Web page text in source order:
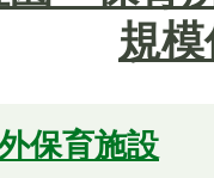
規
保育施設